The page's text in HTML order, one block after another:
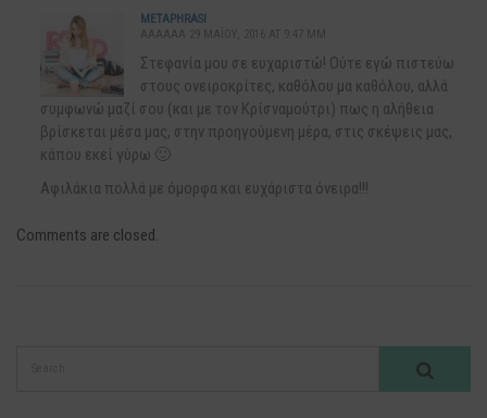
METAPHRASI
Στεφανία μου σε ευχαριστώ! Ούτε εγώ πιστεύω
στους ονειροκρίτες, καθόλου μα καθόλου, αλλά
συμφωνώ μαζί σου (και με τον Κρίσναμούτρι) πως η αλήθεια
βρίσκεται μέσα μας, στην προηγούμενη μέρα, στις σκέψεις μας,
κάπου εκεί γύρω 🙂
Αφιλάκια πολλά με όμορφα και ευχάριστα όνειρα!!!
Comments are closed.